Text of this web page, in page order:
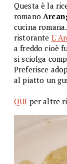
Questa è la
romano
cucina
ristorante L'
a freddo cioè
si sciolga
Preferisce
al piatto un
QUI per altre